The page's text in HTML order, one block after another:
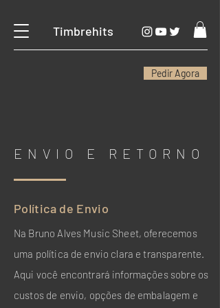
Timbrehits
Pedir Agora
ENVIO E RETORNO
Política de Envio
Na Bruno Alves Music Sheet, oferecemos
uma política de envio clara e transparente.
Aqui você encontrará informações sobre os
custos de envio, opções de embalagem e